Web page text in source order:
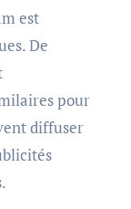
est
De
pour
diffuser